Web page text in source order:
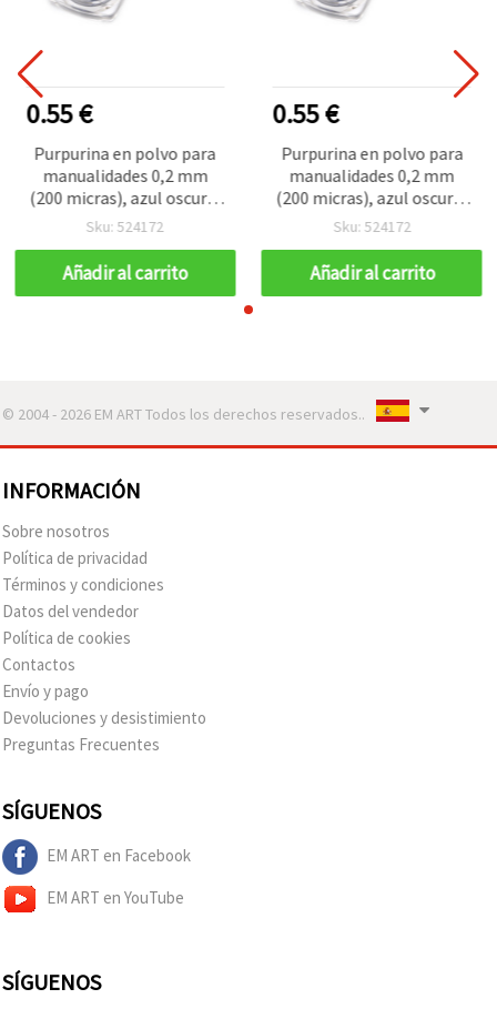
0.55 €
Purpurina en polvo para
manualidades 0,2 mm
(200 micras), azul oscuro,
3 ml (aprox. 3 g)
Sku: 524172
Añadir al carrito
0.55 €
Purpurina en polvo para
manualidades 0,2 mm
(200 micras), azul oscuro,
3 ml (aprox. 3 g)
Sku: 524172
Añadir al carrito
© 2004 - 2026 EM ART Todos los derechos reservados..
INFORMACIÓN
Sobre nosotros
Política de privacidad
Términos y condiciones
Datos del vendedor
Política de cookies
Contactos
Envío y pago
Devoluciones y desistimiento
Preguntas Frecuentes
SÍGUENOS
EM ART en Facebook
EM ART en YouTube
SÍGUENOS